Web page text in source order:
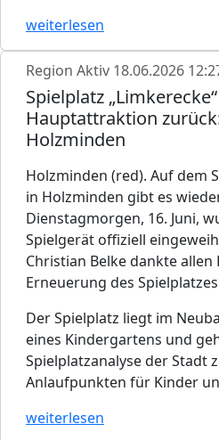
weiterlesen
Region Aktiv 18.06.2026
Spielplatz
Hauptattraktion
Holzminden
Holzminden (red). Auf dem
in Holzminden gibt es
Dienstagmorgen, 16. Juni,
Spielgerät offiziell
Christian Belke dankte
Erneuerung des
Der Spielplatz liegt im
eines Kindergartens und
Spielplatzanalyse der Stadt
Anlaufpunkten für Kinder
weiterlesen